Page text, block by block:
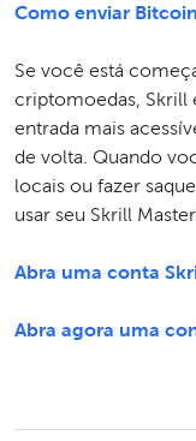
Como enviar
Se você está
criptomoedas, Skrill
entrada mais
de volta. Quando
locais ou fazer
usar seu Skrill
Abra uma conta
Abra agora uma